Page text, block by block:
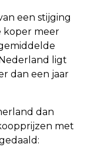
een stijging
koper meer
ligt
dan een jaar
dan
met